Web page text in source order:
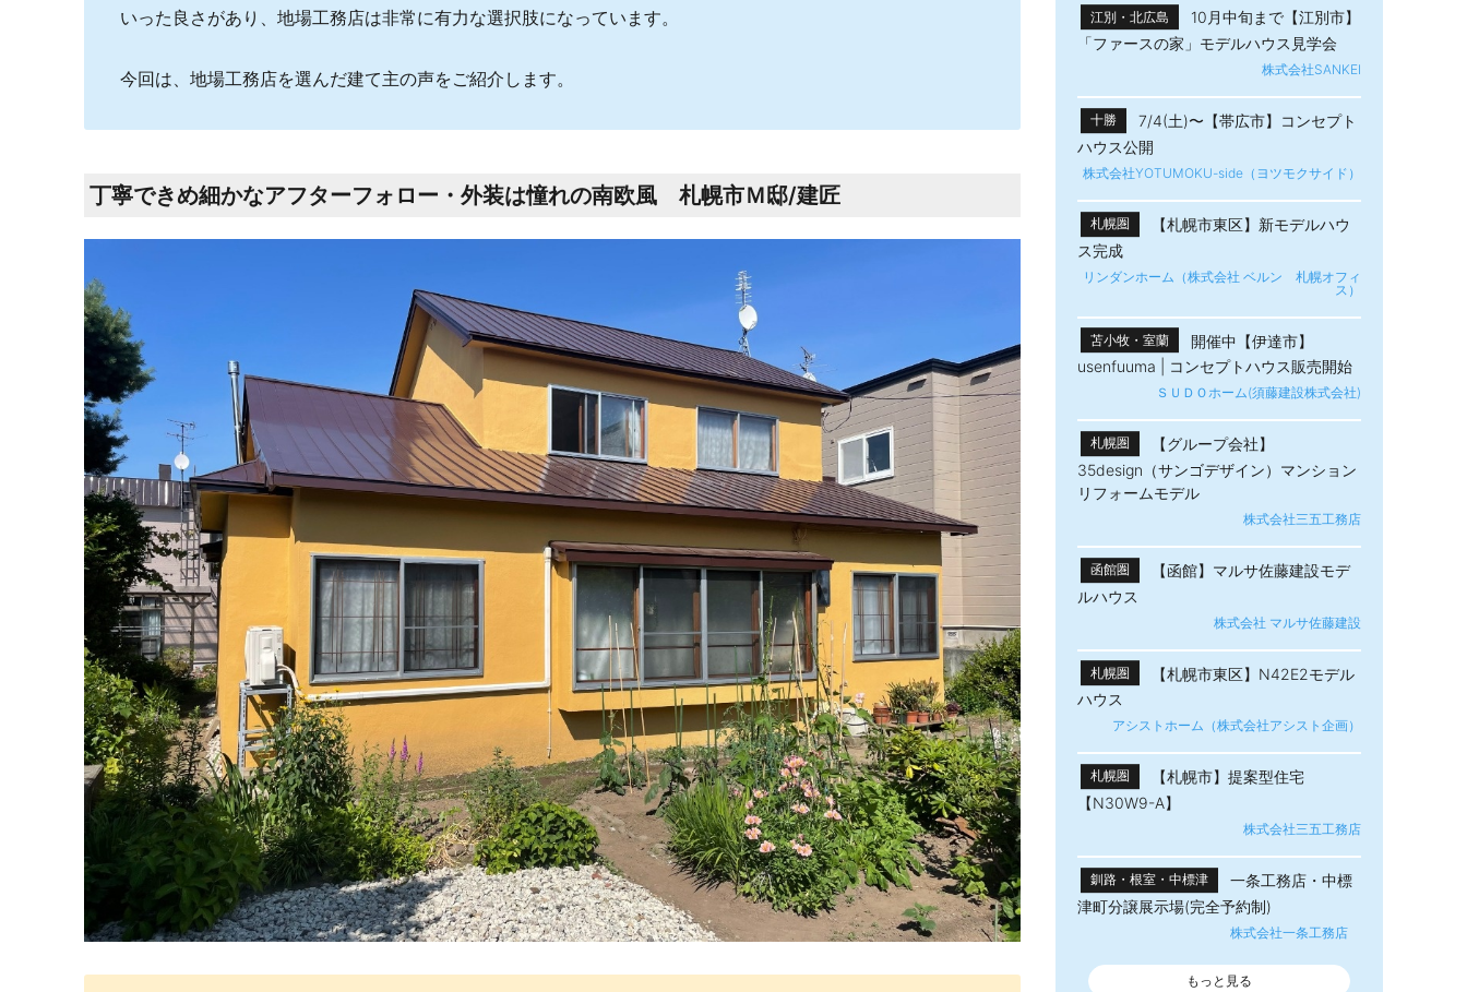
いった良さがあり、地場工務店は非常に有力な選択肢になっています。
今回は、地場工務店を選んだ建て主の声をご紹介します。
丁寧できめ細かなアフターフォロー・外装は憧れの南欧風 札幌市Ｍ邸/建匠
江別・北広島
10月中旬まで【江別市】
「ファースの家」モデルハウス見学会
株式会社SANKEI
十勝
7/4(土)〜【帯広市】​コンセプト
ハウス公開
株式会社YOTUMOKU-side（ヨツモクサイド）
札幌圏
【札幌市東区】新モデルハウ
ス完成
リンダンホーム（株式会社 ベルン 札幌オフィ
ス）
苫小牧・室蘭
開催中【伊達市】
usenfuuma | コンセプトハウス販売開始
ＳＵＤＯホーム(須藤建設株式会社)
札幌圏
【グループ会社】
35design（サンゴデザイン）マンション
リフォームモデル
株式会社三五工務店
函館圏
【函館】マルサ佐藤建設モデ
ルハウス
株式会社 マルサ佐藤建設
札幌圏
【札幌市東区】N42E2モデル
ハウス
アシストホーム（株式会社アシスト企画）
札幌圏
【札幌市】提案型住宅
【N30W9-A】
株式会社三五工務店
釧路・根室・中標津
一条工務店・中標
津町分譲展示場(完全予約制)
株式会社一条工務店
もっと見る